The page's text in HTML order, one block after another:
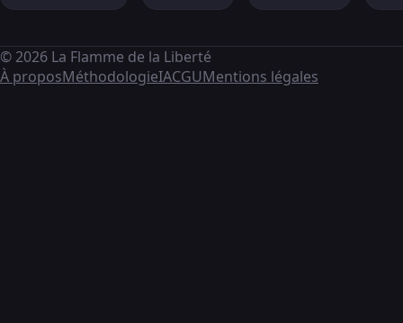
© 2026 La Flamme de la Liberté
À proposMéthodologieIACGUMentions légales